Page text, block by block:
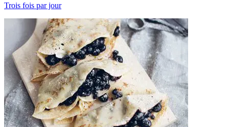
Trois fois par jour